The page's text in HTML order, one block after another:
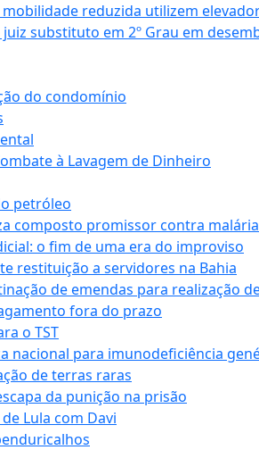
reduzida utilizem
substituto em 2º Grau em
do condomínio
à Lavagem de Dinheiro
petróleo
composto promissor contra
o fim de uma era do improviso
restituição a servidores na Bahia
de emendas para realização
fora do prazo
o TST
nacional para imunodeficiência
de terras raras
da punição na prisão
Lula com Davi